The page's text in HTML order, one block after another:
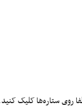
روی ستاره‌ها کلیک